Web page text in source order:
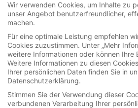
Die Versteigerung erfolgt
für Rechnung der Eigentümer.
Wir verwenden Cookies, um Inhalte zu
unser Angebot benutzerfreundlicher,
machen.
Für eine optimale Leistung empfehlen
Cookies zuzustimmen. Unter „Mehr
weitere Informationen oder können Ihre
Weitere Informationen zu diesen
Ihrer persönlichen Daten finden Sie in
Datenschutzerklärung.
Stimmen Sie der Verwendung dieser
verbundenen Verarbeitung Ihrer